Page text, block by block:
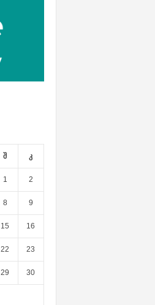
შ კ
1 2
8 9
15 16
22 23
29 30